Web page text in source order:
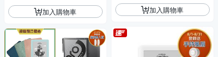
加入購物車 加入購物車